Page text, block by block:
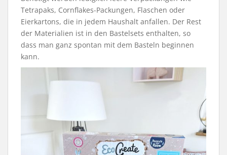
Tetrapaks, Cornflakes-Packungen, Flaschen oder
Eierkartons, die in jedem Haushalt anfallen. Der Rest
der Materialien ist in den Bastelsets enthalten, so
dass man ganz spontan mit dem Basteln beginnen
kann.